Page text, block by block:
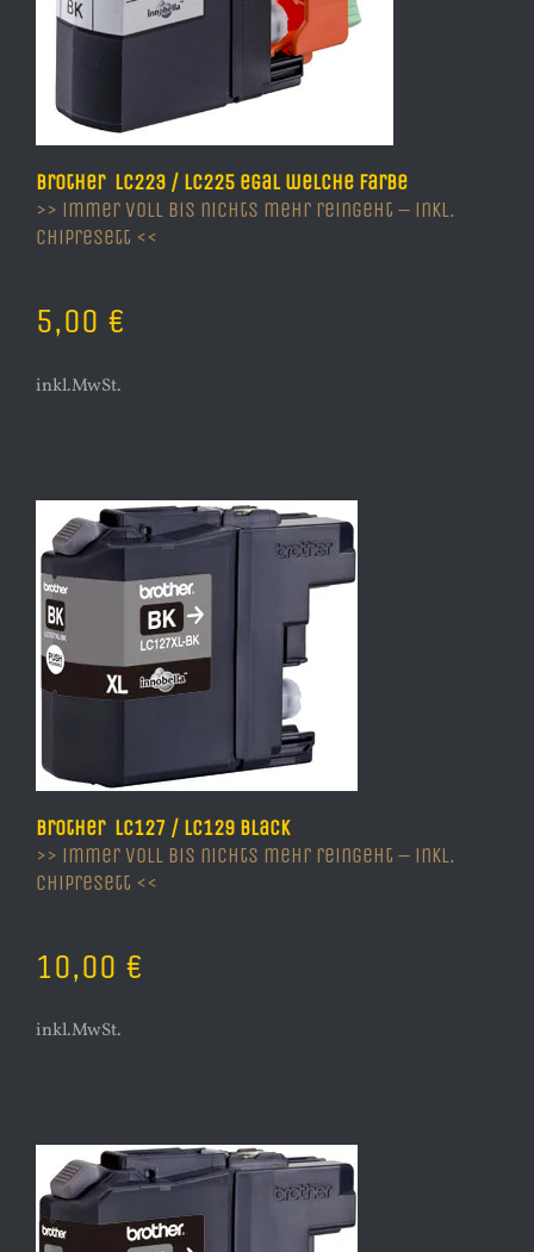
Brother LC223 / LC225 egal welche Farbe
>> immer voll bis nichts mehr reingeht – inkl.
Chipresett <<
5,00 €
inkl.MwSt.
Brother LC127 / LC129 Black
>> immer voll bis nichts mehr reingeht – inkl.
Chipresett <<
10,00 €
inkl.MwSt.